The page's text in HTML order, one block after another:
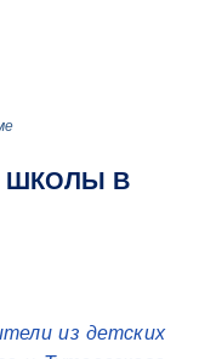
ШКОЛЫ В
из детских